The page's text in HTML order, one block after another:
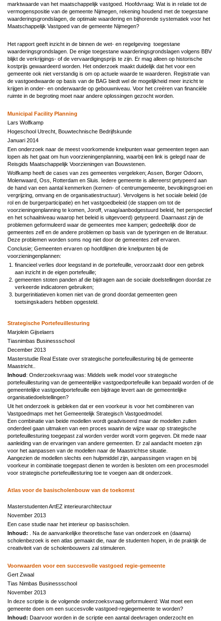
marktwaarde van het maatschappelijk vastgoed. Hoofdvraag: Wat is in relatie tot de
vermogenspositie van de gemeente Nijmegen, rekening houdend met de toegestane
waarderingsgrondslagen, de optimale waardering en bijhorende systematiek voor het
Maatschappelijk Vastgoed van de gemeente Nijmegen?
Het rapport geeft inzicht in de binnen de wet- en regelgeving toegestane
waarderingsgrondslagen. De enige toegestane waarderingsgrondslagen volgens BBV
blijkt de verkrijgings- of de vervaardigingsprijs te zijn. Er mag alleen op historische
kostprijs gewaardeerd worden. Het onderzoek maakt duidelijk dat het voor een
gemeente ook niet verstandig is om op actuele waarde te waarderen. Registratie van
de vastgoedwaarde op basis van de BAG biedt wel de mogelijkheid meer inzicht te
krijgen in onder- en onderwaarde op gebouwniveau. Voor het creëren van financiële
ruimte in de begroting moet naar andere oplossingen gezocht worden.
Municipal Facility Planning
Lars Wolfkamp
Hogeschool Utrecht, Bouwtechnische Bedrijfskunde
Januari 2014
Een onderzoek naar de meest voorkomende knelpunten waar gemeenten tegen aan
lopen als het gaat om hun voorzieningenplanning, waarbij een link is gelegd naar de
Reisgids Maatschappelijk Voorzieningen van Bouwstenen.
Wolfkamp heeft de cases van zes gemeentes vergeleken; Assen, Borger Odoorn,
Molenwaard, Oss, Rotterdam en Sluis. Iedere gemeente is allereerst getypeerd aan
de hand van een aantal kenmerken (kernen- of centrumgemeente, bevolkingsgroei en
vergrijzing, omvang en de organisatiestructuur). Vervolgens is het sociale beleid (de
rol en de burgerparticipatie) en het vastgoedbeleid (de stappen om tot de
voorzieningenplanning te komen, Joroff, vraag/aanbodgestuurd beleid, het perspectief
en het schaalniveau waarop het beleid is uitgevoerd) getypeerd. Daarnaast zijn de
problemen geformuleerd waar de gemeentes mee kampen; gedeeltelijk door de
gemeentes zelf en de andere problemen op basis van de typeringen en de literatuur.
Deze problemen worden soms nog niet door de gemeentes zelf ervaren.
Conclusie; Gemeenten ervaren op hoofdlijnen drie knelpunten bij de
voorzieningenplannen:
financieel verlies door leegstand in de portefeuille, veroorzaakt door een gebrek
aan inzicht in de eigen portefeuille;
gemeenten stoten panden af die bijdragen aan de sociale doelstellingen doordat ze
verkeerde indicatoren gebruiken;
burgerinitiatieven komen niet van de grond doordat gemeenten geen
toetsingskaders hebben opgesteld.
Strategische Portefeuillesturing
Marjolein Gijselaers
Tiasnimbas Businessschool
December 2013
Masterstudie Real Estate over strategische portefeuillesturing bij de gemeente
Maastricht..
Inhoud: Onderzoeksvraag was: Middels welk model voor strategische
portefeuillesturing van de gemeentelijke vastgoedportefeuille kan bepaald worden of de
gemeentelijke vastgoedportefeuille een bijdrage levert aan de gemeentelijke
organisatiedoelstellingen?
Uit het onderzoek is gebleken dat er een voorkeur is voor het combineren van
Vastgoedmaps met het Gemeentelijk Strategisch Vastgoedmodel.
Een combinatie van beide modellen wordt geadviseerd maar de modellen zullen
onderdeel gaan uitmaken van een proces waarin de wijze waar op strategische
portefeuillesturing toegepast zal worden verder wordt vorm gegeven. Dit mede naar
aanleiding van de ervaringen van andere gemeenten. Er zal aandacht moeten zijn
voor het aanpassen van de modellen naar de Maastrichtse situatie.
Aangezien de modellen slechts een hulpmiddel zijn, aanpassingen vragen en bij
voorkeur in combinatie toegepast dienen te worden is besloten om een procesmodel
voor strategische portefeuillesturing toe te voegen aan dit onderzoek.
Atlas voor de basischolenbouw van de toekomst
Masterstudenten ArtEZ interieurarchitectuur
November 2013
Een case studie naar het interieur op basisscholen.
Inhoud: . Na de aanvankelijke theoretische fase van onderzoek en (daarna)
scholenbezoek is een atlas gemaakt die, naar de studenten hopen, in de praktijk de
creativiteit van de scholenbouwers zal stimuleren.
Voorwaarden voor een succesvolle vastgoed regie-gemeente
Gert Zwaal
Tias Nimbas Businessschool
November 2013
In deze scriptie is de volgende onderzoeksvraag geformuleerd: Wat moet een
gemeente doen om een succesvolle vastgoed-regiegemeente te worden?
Inhoud: Daarvoor worden in de scriptie een aantal deelvragen onderzocht en